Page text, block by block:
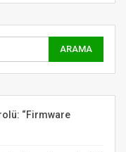
“Firmware